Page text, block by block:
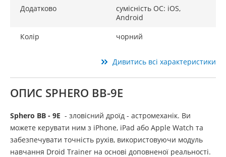
Додатково
сумісність ОС: iOS,
Android
Колір
чорний
Дивитись всі характеристики
ОПИС SPHERO BB-9E
Sphero BB - 9E - зловісний дроїд - астромеханік. Ви
можете керувати ним з iPhone, iPad або Apple Watch та
забезпечувати точність рухів, використовуючи модуль
навчання Droid Trainer на основі доповненої реальності.